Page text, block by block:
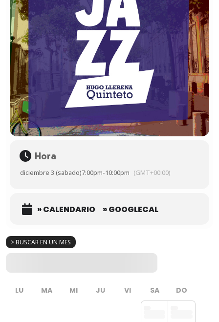
> BUSCAR EN UN MES
LU MA MI JU VI SA DO
Hora
diciembre 3 (sabado)7:00pm-10:00pm (GMT+00:00)
» CALENDARIO » GOOGLECAL